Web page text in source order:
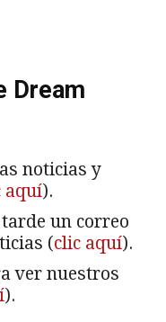
Dream
noticias y
aquí).
tarde un correo
(clic aquí).
ver nuestros
).